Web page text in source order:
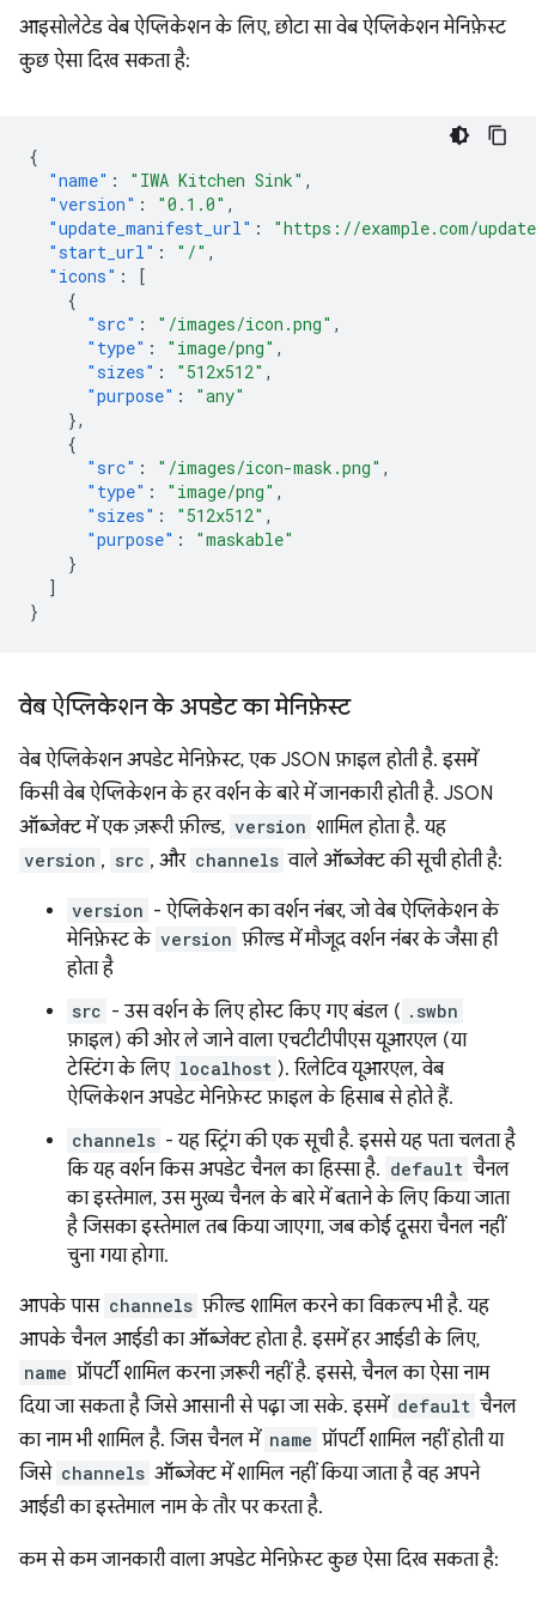
आइसोलेटेड वेब ऐप्लिकेशन के लिए, छोटा सा वेब ऐप्लिकेशन मेनिफ़ेस्ट
कुछ ऐसा दिख सकता है:
{
"name" : "IWA Kitchen Sink" ,
"version" : "0.1.0" ,
"update_manifest_url" :
"https://example.com/
"start_url" : "/" ,
"icons" :
[
{
"src" : "/images/icon.png" ,
"type" : "image/png" ,
"sizes" : "512x512" ,
"purpose" :
"any"
},
{
"src" : "/images/icon-mask.png" ,
"type" : "image/png" ,
"sizes" : "512x512" ,
"purpose" :
"maskable"
}
]
}
वेब ऐप्लिकेशन के अपडेट का मेनिफ़ेस्ट
वेब ऐप्लिकेशन अपडेट मेनिफ़ेस्ट, एक JSON फ़ाइल होती है. इसमें
किसी वेब ऐप्लिकेशन के हर वर्शन के बारे में जानकारी होती है. JSON
ऑब्जेक्ट में एक ज़रूरी फ़ील्ड, version शामिल होता है. यह
version , src , और channels वाले ऑब्जेक्ट की सूची होती है:
version - ऐप्लिकेशन का वर्शन नंबर, जो वेब ऐप्लिकेशन के
मेनिफ़ेस्ट के version फ़ील्ड में मौजूद वर्शन नंबर के जैसा ही
होता है
src - उस वर्शन के लिए होस्ट किए गए बंडल ( .swbn
फ़ाइल) की ओर ले जाने वाला एचटीटीपीएस यूआरएल (या
टेस्टिंग के लिए localhost ). रिलेटिव यूआरएल, वेब
ऐप्लिकेशन अपडेट मेनिफ़ेस्ट फ़ाइल के हिसाब से होते हैं.
channels - यह स्ट्रिंग की एक सूची है. इससे यह पता चलता है
कि यह वर्शन किस अपडेट चैनल का हिस्सा है. default चैनल
का इस्तेमाल, उस मुख्य चैनल के बारे में बताने के लिए किया जाता
है जिसका इस्तेमाल तब किया जाएगा, जब कोई दूसरा चैनल नहीं
चुना गया होगा.
आपके पास channels फ़ील्ड शामिल करने का विकल्प भी है. यह
आपके चैनल आईडी का ऑब्जेक्ट होता है. इसमें हर आईडी के लिए,
name प्रॉपर्टी शामिल करना ज़रूरी नहीं है. इससे, चैनल का ऐसा नाम
दिया जा सकता है जिसे आसानी से पढ़ा जा सके. इसमें default चैनल
का नाम भी शामिल है. जिस चैनल में name प्रॉपर्टी शामिल नहीं होती या
जिसे channels ऑब्जेक्ट में शामिल नहीं किया जाता है वह अपने
आईडी का इस्तेमाल नाम के तौर पर करता है.
कम से कम जानकारी वाला अपडेट मेनिफ़ेस्ट कुछ ऐसा दिख सकता है: